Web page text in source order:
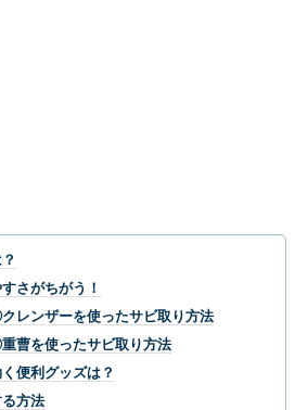
さがちがう！
レンザーを使ったサビ取り方法
曹を使ったサビ取り方法
便利グッズは？
方法